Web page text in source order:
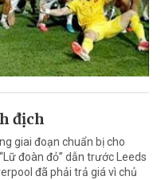
địch
giai đoạn chuẩn bị cho
đoàn đỏ” dẫn trước Leeds
đã phải trả giá vì chủ